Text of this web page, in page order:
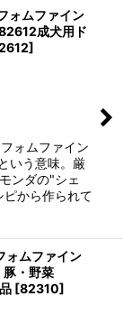
ォムファイン
成犬用ド
]
ォムファイン
いう意味。厳
ンダの"シェ
から作られて
ォムファイン
豚・野菜
[82310]